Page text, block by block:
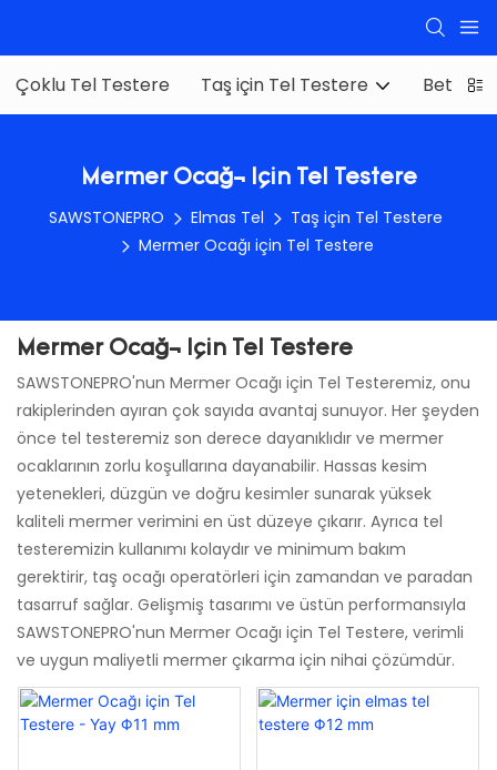
Çoklu Tel Testere Taş için Tel Testere Beton
Mermer Ocağı Için Tel Testere
SAWSTONEPRO
Elmas Tel
Taş için Tel Testere
Mermer Ocağı için Tel Testere
Mermer Ocağı Için Tel Testere
SAWSTONEPRO'nun Mermer Ocağı için Tel Testeremiz, onu
rakiplerinden ayıran çok sayıda avantaj sunuyor. Her şeyden
önce tel testeremiz son derece dayanıklıdır ve mermer
ocaklarının zorlu koşullarına dayanabilir. Hassas kesim
yetenekleri, düzgün ve doğru kesimler sunarak yüksek
kaliteli mermer verimini en üst düzeye çıkarır. Ayrıca tel
testeremizin kullanımı kolaydır ve minimum bakım
gerektirir, taş ocağı operatörleri için zamandan ve paradan
tasarruf sağlar. Gelişmiş tasarımı ve üstün performansıyla
SAWSTONEPRO'nun Mermer Ocağı için Tel Testere, verimli
ve uygun maliyetli mermer çıkarma için nihai çözümdür.